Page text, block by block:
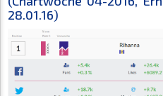
28.01.16)